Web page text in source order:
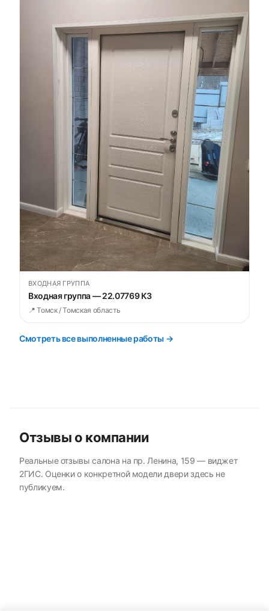
ВХОДНАЯ ГРУППА
Входная группа — 22.07769 К3
📍 Томск / Томская область
Смотреть все выполненные работы →
Отзывы о компании
Реальные отзывы салона на пр. Ленина, 159 — виджет
2ГИС. Оценки о конкретной модели двери здесь не
публикуем.